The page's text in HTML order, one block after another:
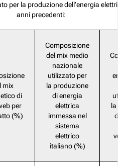
per la produzione dell’energia elettrica
anni precedenti:
mix
di
per
(%)
Composizione
del mix medio
nazionale
utilizzato per
la produzione
di energia
elettrica
immessa nel
sistema
elettrico
italiano (%)
la